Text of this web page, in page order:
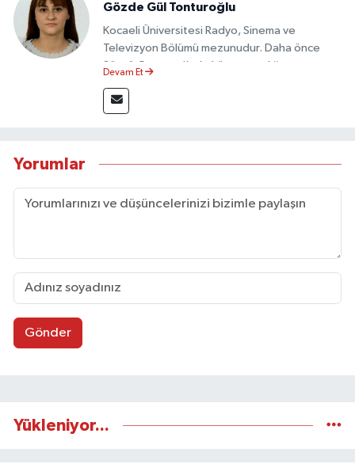
Gözde Gül Tonturoğlu
Kocaeli Üniversitesi Radyo, Sinema ve
Televizyon Bölümü mezunudur. Daha önce
Sözcü Gazetesi’nde köşe yazarlığı yapmış ve
Devam Et
Yorumlar
Gönder
Yükleniyor...